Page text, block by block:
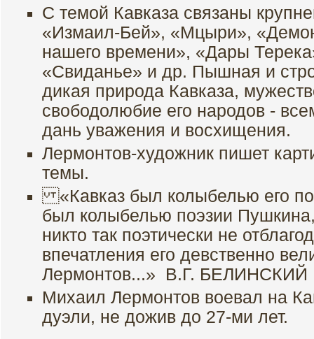
С темой Кавказа связаны
«Измаил-Бей», «Мцыри»,
нашего времени», «Дары
«Свиданье» и др. Пышная и
дикая природа Кавказа,
свободолюбие его народов -
дань уважения и восхищения.
Лермонтов-художник пишет
темы.
«Кавказ был колыбелью его
был колыбелью поэзии
никто так поэтически не
впечатления его девственно
Лермонтов...» В.Г. БЕЛИНСКИЙ
Михаил Лермонтов воевал на
дуэли, не дожив до 27-ми лет.